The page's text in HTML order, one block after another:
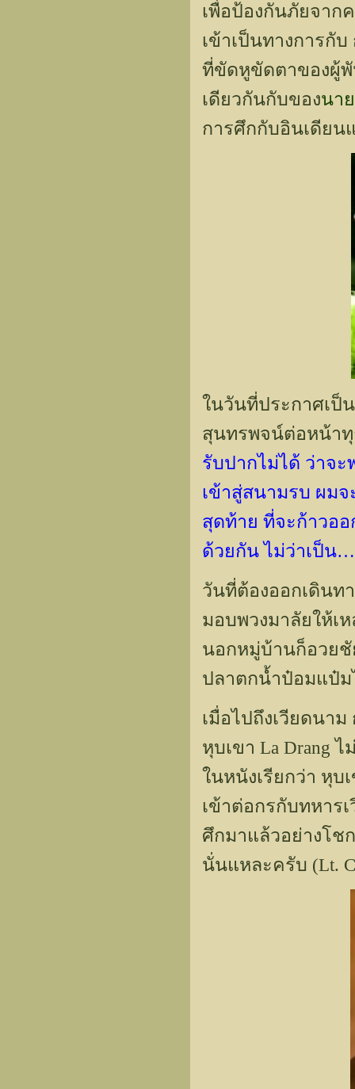
เพื่อป้องกันภัยจาก
เข้าเป็นทางการกั
ที่ขัดหูขัดตาของผู้พั
เดียวกันกับของนา
การศึกกับอินเดียน
ในวันที่ประกาศเป็
สุนทรพจน์ต่อหน้า
รับปากไม่ได้ ว่าจ
เข้าสู่สนามรบ ผม
สุดท้าย ที่จะก้าวออ
ด้วยกัน ไม่ว่าเป็น
วันที่ต้องออกเดินท
มอบพวงมาลัยให้เ
นอกหมู่บ้านก็อวยชั
ปลาตกน้ำป๋อมแป๋
เมื่อไปถึงเวียดนา
หุบเขา La Drang
ในหนังเรียกว่า หุ
เข้าต่อกรกับทหาร
ศึกมาแล้วอย่างโช
นั่นแหละครับ (Lt.